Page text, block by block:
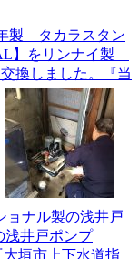
製 タカラスタン
】をリンナイ製
換しました。『当
ョナル製の浅井戸
浅井戸ポンプ
大垣市上下水道指